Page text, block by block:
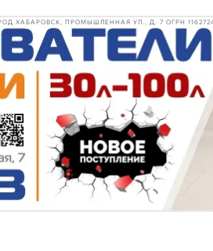
ХАБАРОВСК, ПРОМЫШЛЕННАЯ УЛ., Д. 7 ОГРН